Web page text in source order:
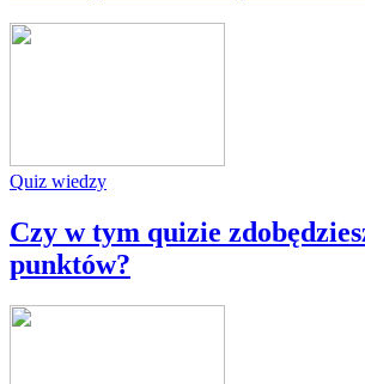
Quiz wiedzy
Czy w tym quizie
punktów?